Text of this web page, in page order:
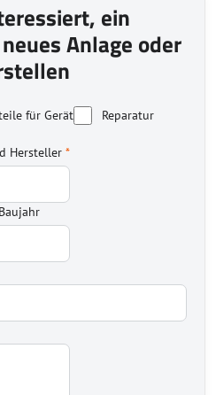
ein
Anlage oder
für Gerät
Reparatur
Hersteller *